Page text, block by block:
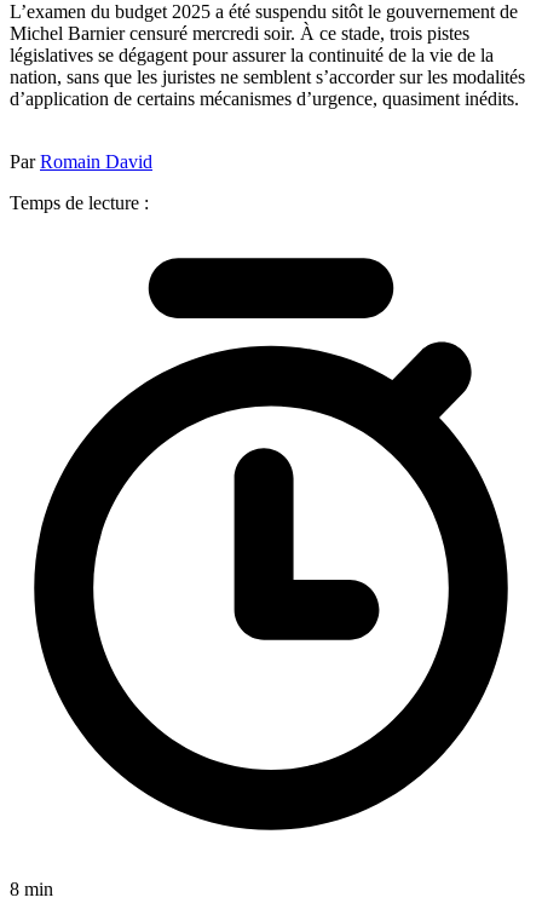
L’examen du budget 2025 a été suspendu sitôt le gouvernement de
Michel Barnier censuré mercredi soir. À ce stade, trois pistes
législatives se dégagent pour assurer la continuité de la vie de la
nation, sans que les juristes ne semblent s’accorder sur les modalités
d’application de certains mécanismes d’urgence, quasiment inédits.
ParRomain David
Temps de lecture :
8 min